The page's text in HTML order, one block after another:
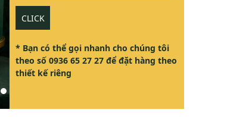
* Bạn có thể gọi nhanh cho chúng tôi
theo số 0936 65 27 27 để đặt hàng theo
thiết kế riêng